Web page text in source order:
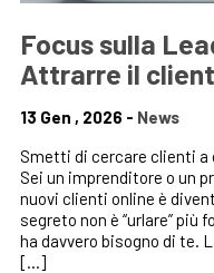
Focus sulla
Attrarre il
13 Gen , 2026 - News
Smetti di cercare clienti
Sei un imprenditore o un
nuovi clienti online è
segreto non è “urlare”
ha davvero bisogno di te.
[…]